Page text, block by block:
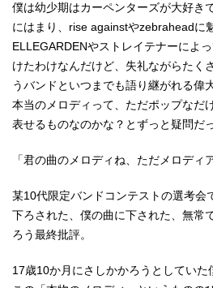
僕は幼少期はカーペンターズが大好き
にはまり、rise againstやzebraheadに
ELLEGARDENやストレイテナーによ
けたわけなんだけど、失礼ながらたく
うバンドといつまでも語り継がれる偉
本当のメロディって、ただポップなだ
表せるものなのかな？とずっと疑問だっ
「君の曲のメロディね、ただメロディ
某10代限定バンドコンテストの選考会
下ろされた、僕の曲に下された、無常
ろう最終批評。
17歳10か月にさしかかろうとしていた